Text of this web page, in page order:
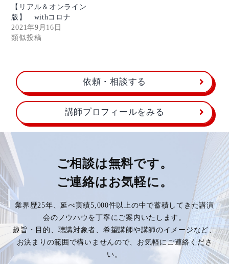
【リアル＆オンライン
版】 withコロナ
2021年9月16日
類似投稿
依頼・相談する
講師プロフィールをみる
ご相談は無料です。
ご連絡はお気軽に。
業界歴25年、延べ実績5,000件以上の中で蓄積してきた講演
会のノウハウを丁寧にご案内いたします。
趣旨・目的、聴講対象者、希望講師や講師のイメージなど、
お決まりの範囲で構いませんので、お気軽にご連絡くださ
い。